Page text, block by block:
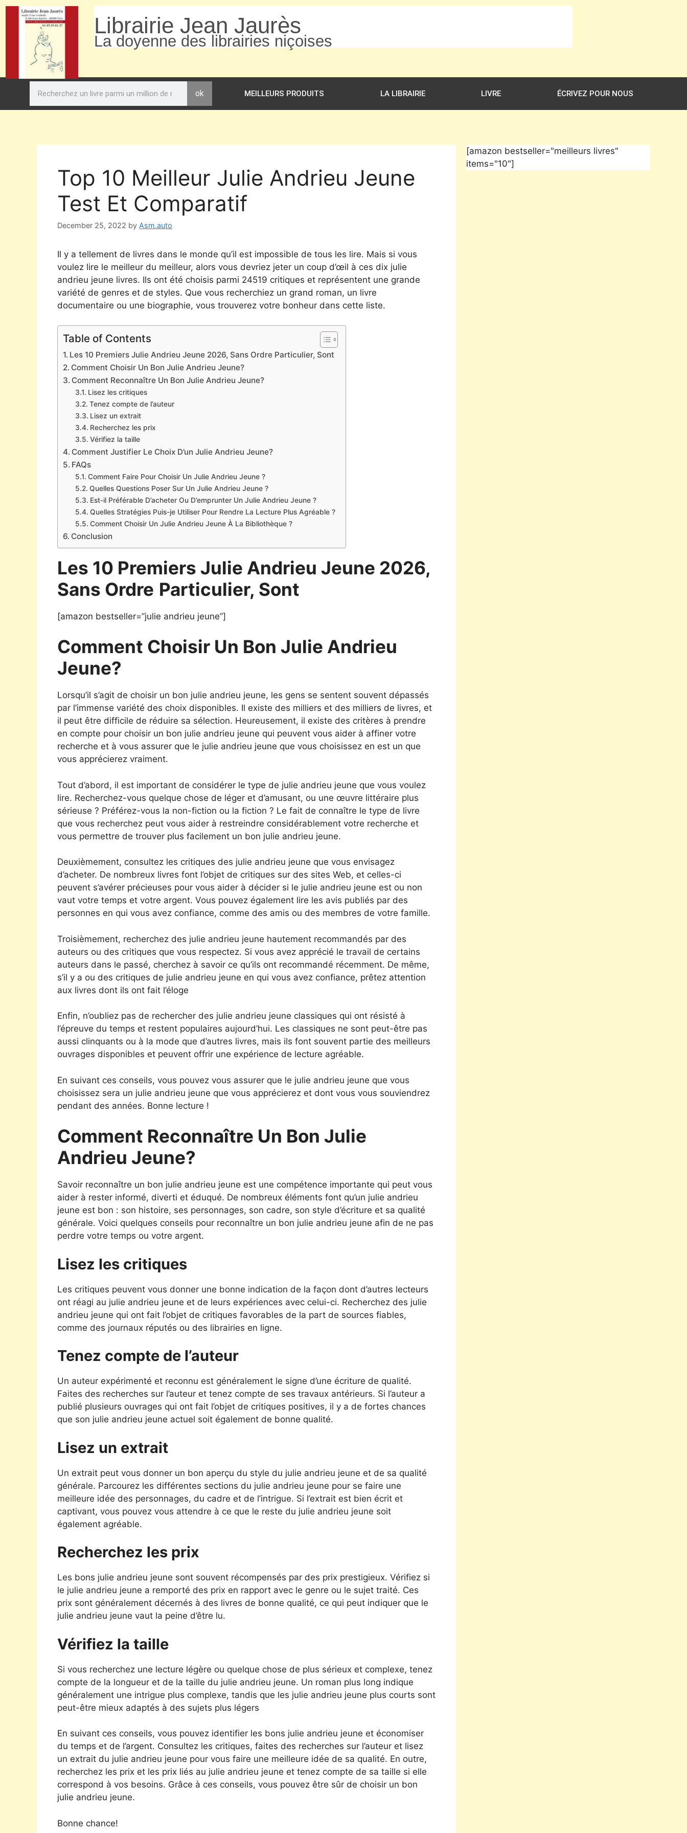
Librairie Jean Jaurès
La doyenne des librairies niçoises
ok MEILLEURS PRODUITS LA LIBRAIRIE LIVRE ÉCRIVEZ POUR NOUS
Top 10 Meilleur Julie Andrieu Jeune
Test Et Comparatif
December 25, 2022 by Asm.auto
Il y a tellement de livres dans le monde qu’il est impossible de tous les lire. Mais si vous
voulez lire le meilleur du meilleur, alors vous devriez jeter un coup d’œil à ces dix julie
andrieu jeune livres. Ils ont été choisis parmi 24519 critiques et représentent une grande
variété de genres et de styles. Que vous recherchiez un grand roman, un livre
documentaire ou une biographie, vous trouverez votre bonheur dans cette liste.
Table of Contents
Les 10 Premiers Julie Andrieu Jeune 2026, Sans Ordre Particulier, Sont
Comment Choisir Un Bon Julie Andrieu Jeune?
Comment Reconnaître Un Bon Julie Andrieu Jeune?
Lisez les critiques
Tenez compte de l’auteur
Lisez un extrait
Recherchez les prix
Vérifiez la taille
Comment Justifier Le Choix D’un Julie Andrieu Jeune?
FAQs
Comment Faire Pour Choisir Un Julie Andrieu Jeune ?
Quelles Questions Poser Sur Un Julie Andrieu Jeune ?
Est-il Préférable D’acheter Ou D’emprunter Un Julie Andrieu Jeune ?
Quelles Stratégies Puis-je Utiliser Pour Rendre La Lecture Plus Agréable ?
Comment Choisir Un Julie Andrieu Jeune À La Bibliothèque ?
Conclusion
Les 10 Premiers Julie Andrieu Jeune 2026,
Sans Ordre Particulier, Sont
[amazon bestseller=”julie andrieu jeune”]
Comment Choisir Un Bon Julie Andrieu
Jeune?
Lorsqu’il s’agit de choisir un bon julie andrieu jeune, les gens se sentent souvent dépassés
par l’immense variété des choix disponibles. Il existe des milliers et des milliers de livres, et
il peut être difficile de réduire sa sélection. Heureusement, il existe des critères à prendre
en compte pour choisir un bon julie andrieu jeune qui peuvent vous aider à affiner votre
recherche et à vous assurer que le julie andrieu jeune que vous choisissez en est un que
vous apprécierez vraiment.
Tout d’abord, il est important de considérer le type de julie andrieu jeune que vous voulez
lire. Recherchez-vous quelque chose de léger et d’amusant, ou une œuvre littéraire plus
sérieuse ? Préférez-vous la non-fiction ou la fiction ? Le fait de connaître le type de livre
que vous recherchez peut vous aider à restreindre considérablement votre recherche et
vous permettre de trouver plus facilement un bon julie andrieu jeune.
Deuxièmement, consultez les critiques des julie andrieu jeune que vous envisagez
d’acheter. De nombreux livres font l’objet de critiques sur des sites Web, et celles-ci
peuvent s’avérer précieuses pour vous aider à décider si le julie andrieu jeune est ou non
vaut votre temps et votre argent. Vous pouvez également lire les avis publiés par des
personnes en qui vous avez confiance, comme des amis ou des membres de votre famille.
Troisièmement, recherchez des julie andrieu jeune hautement recommandés par des
auteurs ou des critiques que vous respectez. Si vous avez apprécié le travail de certains
auteurs dans le passé, cherchez à savoir ce qu’ils ont recommandé récemment. De même,
s’il y a ou des critiques de julie andrieu jeune en qui vous avez confiance, prêtez attention
aux livres dont ils ont fait l’éloge
Enfin, n’oubliez pas de rechercher des julie andrieu jeune classiques qui ont résisté à
l’épreuve du temps et restent populaires aujourd’hui. Les classiques ne sont peut-être pas
aussi clinquants ou à la mode que d’autres livres, mais ils font souvent partie des meilleurs
ouvrages disponibles et peuvent offrir une expérience de lecture agréable.
En suivant ces conseils, vous pouvez vous assurer que le julie andrieu jeune que vous
choisissez sera un julie andrieu jeune que vous apprécierez et dont vous vous souviendrez
pendant des années. Bonne lecture !
Comment Reconnaître Un Bon Julie
Andrieu Jeune?
Savoir reconnaître un bon julie andrieu jeune est une compétence importante qui peut vous
aider à rester informé, diverti et éduqué. De nombreux éléments font qu’un julie andrieu
jeune est bon : son histoire, ses personnages, son cadre, son style d’écriture et sa qualité
générale. Voici quelques conseils pour reconnaître un bon julie andrieu jeune afin de ne pas
perdre votre temps ou votre argent.
Lisez les critiques
Les critiques peuvent vous donner une bonne indication de la façon dont d’autres lecteurs
ont réagi au julie andrieu jeune et de leurs expériences avec celui-ci. Recherchez des julie
andrieu jeune qui ont fait l’objet de critiques favorables de la part de sources fiables,
comme des journaux réputés ou des librairies en ligne.
Tenez compte de l’auteur
Un auteur expérimenté et reconnu est généralement le signe d’une écriture de qualité.
Faites des recherches sur l’auteur et tenez compte de ses travaux antérieurs. Si l’auteur a
publié plusieurs ouvrages qui ont fait l’objet de critiques positives, il y a de fortes chances
que son julie andrieu jeune actuel soit également de bonne qualité.
Lisez un extrait
Un extrait peut vous donner un bon aperçu du style du julie andrieu jeune et de sa qualité
générale. Parcourez les différentes sections du julie andrieu jeune pour se faire une
meilleure idée des personnages, du cadre et de l’intrigue. Si l’extrait est bien écrit et
captivant, vous pouvez vous attendre à ce que le reste du julie andrieu jeune soit
également agréable.
Recherchez les prix
Les bons julie andrieu jeune sont souvent récompensés par des prix prestigieux. Vérifiez si
le julie andrieu jeune a remporté des prix en rapport avec le genre ou le sujet traité. Ces
prix sont généralement décernés à des livres de bonne qualité, ce qui peut indiquer que le
julie andrieu jeune vaut la peine d’être lu.
Vérifiez la taille
Si vous recherchez une lecture légère ou quelque chose de plus sérieux et complexe, tenez
compte de la longueur et de la taille du julie andrieu jeune. Un roman plus long indique
généralement une intrigue plus complexe, tandis que les julie andrieu jeune plus courts sont
peut-être mieux adaptés à des sujets plus légers
En suivant ces conseils, vous pouvez identifier les bons julie andrieu jeune et économiser
du temps et de l’argent. Consultez les critiques, faites des recherches sur l’auteur et lisez
un extrait du julie andrieu jeune pour vous faire une meilleure idée de sa qualité. En outre,
recherchez les prix et les prix liés au julie andrieu jeune et tenez compte de sa taille si elle
correspond à vos besoins. Grâce à ces conseils, vous pouvez être sûr de choisir un bon
julie andrieu jeune.
Bonne chance!
[amazon bestseller="meilleurs livres"
items="10"]